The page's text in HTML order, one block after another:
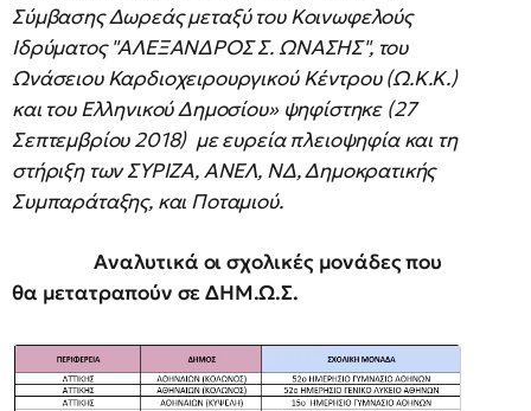
Σύμβασης Δωρεάς μεταξύ του Κοινωφελούς
Ιδρύματος "ΑΛΕΞΑΝΔΡΟΣ Σ. ΩΝΑΣΗΣ", του
Ωνάσειου Καρδιοχειρουργικού Κέντρου (Ω.Κ.Κ.)
και του Ελληνικού Δημοσίου» ψηφίστηκε (27
Σεπτεμβρίου 2018) με ευρεία πλειοψηφία και τη
στήριξη των ΣΥΡΙΖΑ, ΑΝΕΛ, ΝΔ, Δημοκρατικής
Συμπαράταξης, και Ποταμιού.
Αναλυτικά οι σχολικές μονάδες που
θα μετατραπούν σε ΔΗΜ.Ω.Σ.